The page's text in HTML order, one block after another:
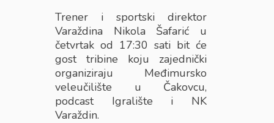
Trener i sportski direktor
Varaždina Nikola Šafarić u
četvrtak od 17:30 sati bit će
gost tribine koju zajednički
organiziraju Međimursko
veleučilište u Čakovcu,
podcast Igralište i NK
Varaždin.